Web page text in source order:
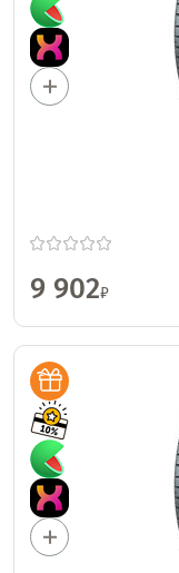
9 902₽